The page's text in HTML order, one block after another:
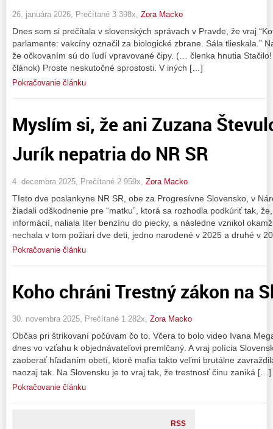
26. januára 2026, Prečítané 3 398x, Zora Macko
Dnes som si prečítala v slovenských správach v Pravde, že vraj
parlamente: vakcíny označil za biologické zbrane. Sála tlieskala.”
že očkovaním sú do ľudí vpravované čipy. (… členka hnutia
článok) Proste neskutočné sprostosti. V iných […]
Pokračovanie článku
Myslím si, že ani Zuzana
Jurík nepatria do NR SR
4. decembra 2025, Prečítané 2 959x, Zora Macko
TIeto dve poslankyne NR SR, obe za Progresívne Slovensko, v
žiadali odškodnenie pre “matku”, ktorá sa rozhodla podkúriť tak,
informácií, naliala liter benzínu do piecky, a následne vznikol
nechala v tom požiari dve deti, jedno narodené v 2025 a druhé v
Pokračovanie článku
Koho chráni Trestný zákon na
30. novembra 2025, Prečítané 1 282x, Zora Macko
Občas pri štrikovaní počúvam čo to. Včera to bolo video Ivana
dnes vo vzťahu k objednávateľovi premlčaný. A vraj polícia
zaoberať hľadaním obetí, ktoré mafia takto veľmi brutálne
naozaj tak. Na Slovensku je to vraj tak, že trestnosť činu zaniká […]
Pokračovanie článku
RSS